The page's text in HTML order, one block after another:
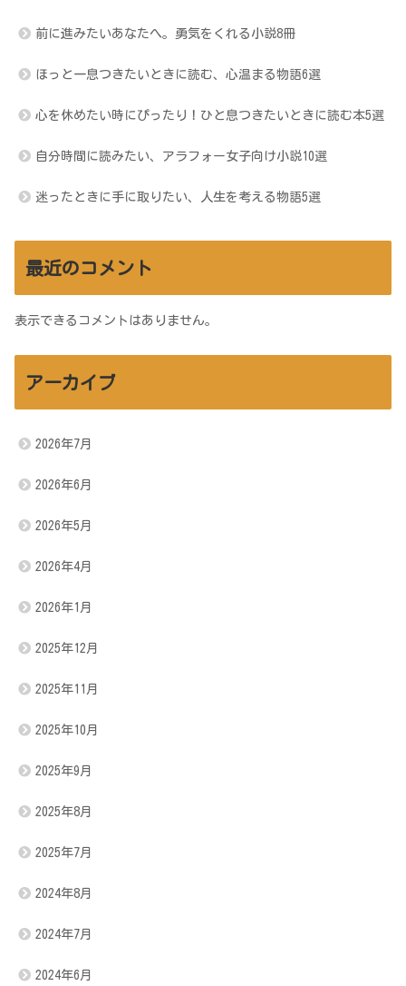
前に進みたいあなたへ。勇気をくれる小説8冊
ほっと一息つきたいときに読む、心温まる物語6選
心を休めたい時にぴったり！ひと息つきたいときに読む本5選
自分時間に読みたい、アラフォー女子向け小説10選
迷ったときに手に取りたい、人生を考える物語5選
最近のコメント
表示できるコメントはありません。
アーカイブ
2026年7月
2026年6月
2026年5月
2026年4月
2026年1月
2025年12月
2025年11月
2025年10月
2025年9月
2025年8月
2025年7月
2024年8月
2024年7月
2024年6月